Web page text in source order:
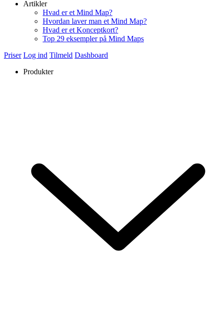
Artikler
Hvad er et Mind Map?
Hvordan laver man et Mind Map?
Hvad er et Konceptkort?
Top 29 eksempler på Mind Maps
Priser Log ind Tilmeld Dashboard
Produkter